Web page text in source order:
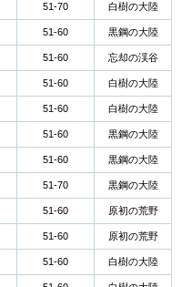
51-70 白樹の大陸
51-60 黒鋼の大陸
51-60 忘却の渓谷
51-60 白樹の大陸
51-60 白樹の大陸
51-60 黒鋼の大陸
51-60 黒鋼の大陸
51-70 黒鋼の大陸
51-60 原初の荒野
51-60 原初の荒野
51-60 白樹の大陸